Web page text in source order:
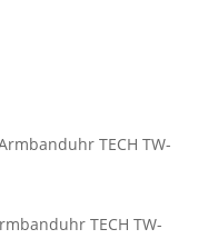
TECH TW-